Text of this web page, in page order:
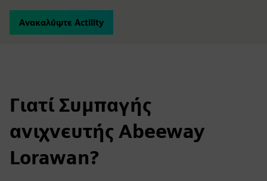
Ανακαλύψτε Actility
Γιατί Συμπαγής
ανιχνευτής Abeeway
Lorawan?